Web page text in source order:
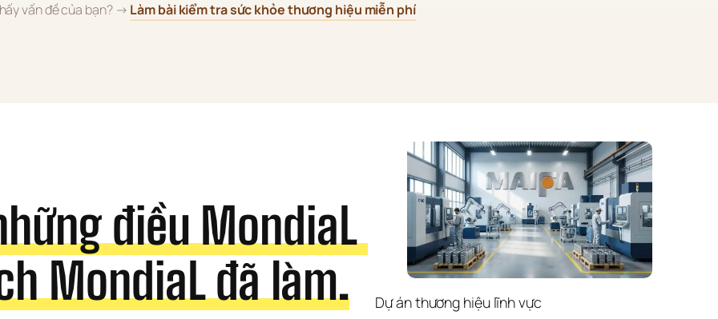
vấn đề của bạn? → Làm bài kiểm tra sức khỏe thương hiệu miễn phí
điều MondiaL
MondiaL đã làm.
Dự án thương hiệu lĩnh vực